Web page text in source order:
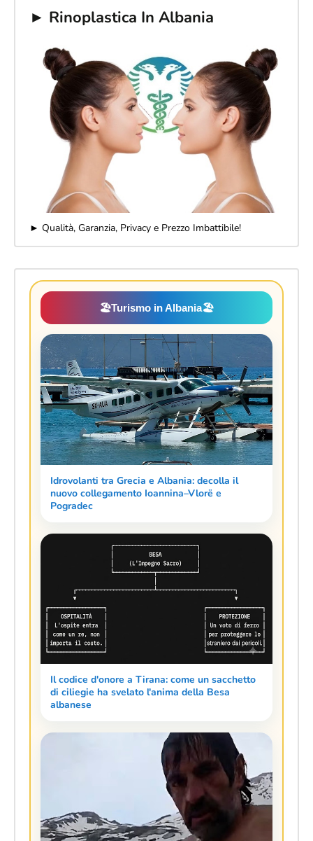
► Rinoplastica In Albania
► Qualità, Garanzia, Privacy e Prezzo Imbattibile!
🏖️Turismo in Albania🏖️
Idrovolanti tra Grecia e Albania: decolla il
nuovo collegamento Ioannina–Vlorë e
Pogradec
Il codice d'onore a Tirana: come un sacchetto
di ciliegie ha svelato l'anima della Besa
albanese